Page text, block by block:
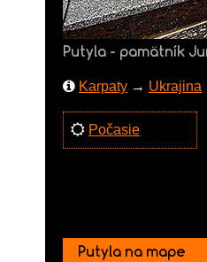
Putyla - pamätník
Karpaty → Ukrajina
Počasie
Putyla na mape